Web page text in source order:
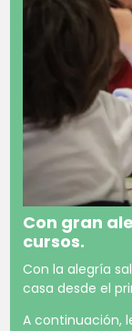
Con gran
cursos.
Con la alegría
casa desde el
A continuación,